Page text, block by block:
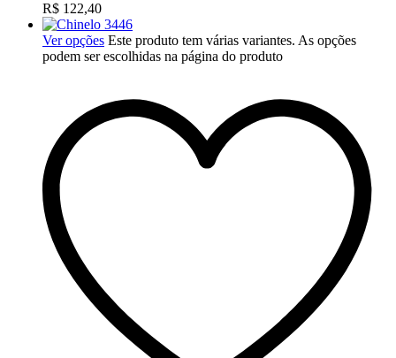
R$ 122,40
Ver opções Este produto tem várias variantes. As opções
podem ser escolhidas na página do produto